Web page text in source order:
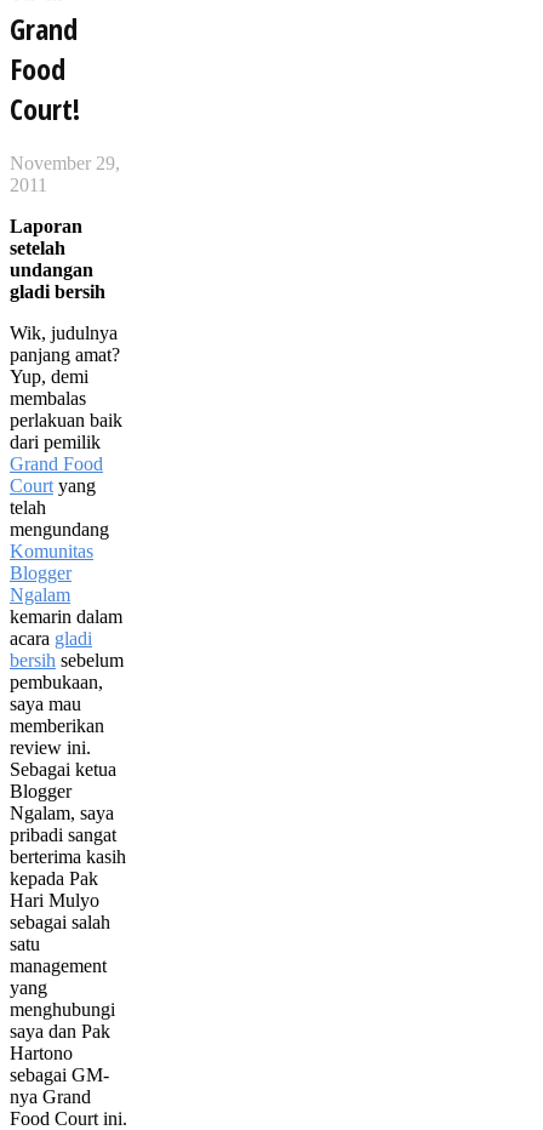
Grand
Food
Court!
November 29,
2011
Laporan
setelah
undangan
gladi bersih
Wik, judulnya
panjang amat?
Yup, demi
membalas
perlakuan baik
dari pemilik
Grand Food
Court yang
telah
mengundang
Komunitas
Blogger
Ngalam
kemarin dalam
acara gladi
bersih sebelum
pembukaan,
saya mau
memberikan
review ini.
Sebagai ketua
Blogger
Ngalam, saya
pribadi sangat
berterima kasih
kepada Pak
Hari Mulyo
sebagai salah
satu
management
yang
menghubungi
saya dan Pak
Hartono
sebagai GM-
nya Grand
Food Court ini.